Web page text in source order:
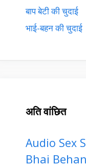
बाप बेटी की चुदाई
भाई-बहन की चुदाई
अति वांछित
Audio Sex
Bhai